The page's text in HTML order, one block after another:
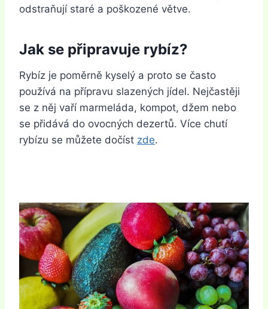
odstraňují staré a poškozené větve.
Jak se připravuje rybíz?
Rybíz je poměrně kyselý a proto se často
používá na přípravu slazených jídel. Nejčastěji
se z něj vaří marmeláda, kompot, džem nebo
se přidává do ovocných dezertů. Více chutí
rybízu se můžete dočíst zde.